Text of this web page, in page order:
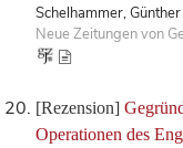
Schelhammer,
Neue Zeitungen von
[Rezension]
Operationen des